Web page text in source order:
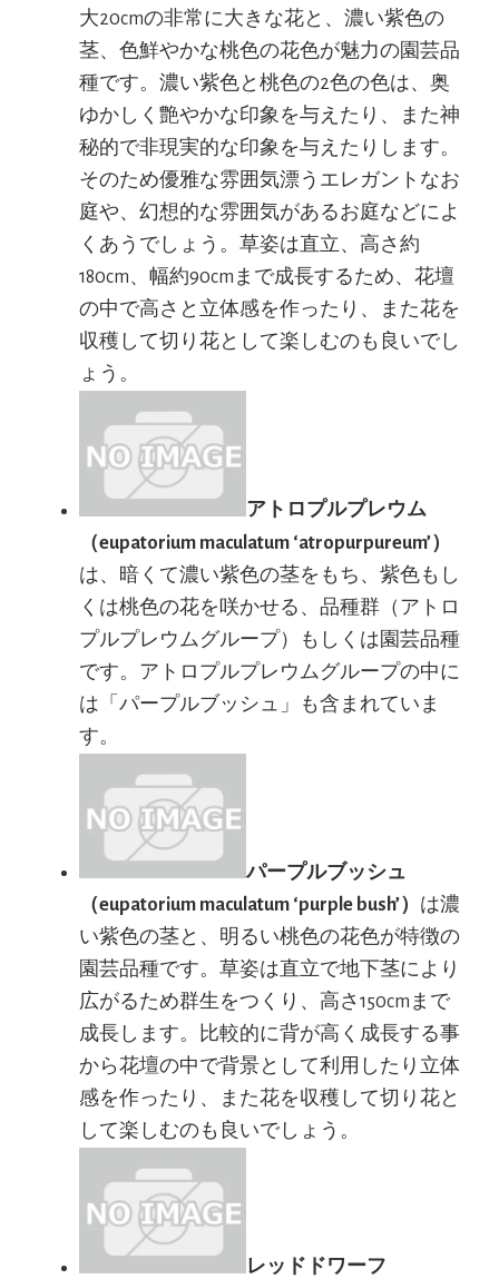
大20cmの非常に大きな花と、濃い紫色の
茎、色鮮やかな桃色の花色が魅力の園芸品
種です。濃い紫色と桃色の2色の色は、奥
ゆかしく艶やかな印象を与えたり、また神
秘的で非現実的な印象を与えたりします。
そのため優雅な雰囲気漂うエレガントなお
庭や、幻想的な雰囲気があるお庭などによ
くあうでしょう。草姿は直立、高さ約
180cm、幅約90cmまで成長するため、花壇
の中で高さと立体感を作ったり、また花を
収穫して切り花として楽しむのも良いでし
ょう。
アトロプルプレウム
（eupatorium maculatum ‘atropurpureum’）
は、暗くて濃い紫色の茎をもち、紫色もし
くは桃色の花を咲かせる、品種群（アトロ
プルプレウムグループ）もしくは園芸品種
です。アトロプルプレウムグループの中に
は「パープルブッシュ」も含まれていま
す。
パープルブッシュ
（eupatorium maculatum ‘purple bush’） は濃
い紫色の茎と、明るい桃色の花色が特徴の
園芸品種です。草姿は直立で地下茎により
広がるため群生をつくり、高さ150cmまで
成長します。比較的に背が高く成長する事
から花壇の中で背景として利用したり立体
感を作ったり、また花を収穫して切り花と
して楽しむのも良いでしょう。
レッドドワーフ